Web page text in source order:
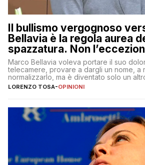
Il bullismo vergognoso
Bellavia è la regola aurea
spazzatura. Non
Marco Bellavia voleva portare il suo
telecamere, provare a dargli un nome, a
normalizzarlo, ma è diventato solo un
copione
LORENZO TOSA-OPINIONI